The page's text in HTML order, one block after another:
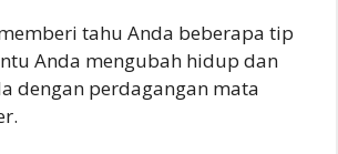
tahu Anda beberapa tip
Anda mengubah hidup dan
dengan perdagangan mata